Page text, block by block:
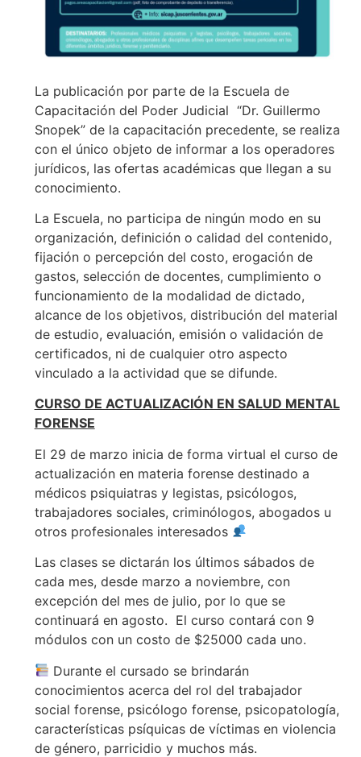
La publicación por parte de la Escuela de
Capacitación del Poder Judicial “Dr. Guillermo
Snopek” de la capacitación precedente, se realiza
con el único objeto de informar a los operadores
jurídicos, las ofertas académicas que llegan a su
conocimiento.
La Escuela, no participa de ningún modo en su
organización, definición o calidad del contenido,
fijación o percepción del costo, erogación de
gastos, selección de docentes, cumplimiento o
funcionamiento de la modalidad de dictado,
alcance de los objetivos, distribución del material
de estudio, evaluación, emisión o validación de
certificados, ni de cualquier otro aspecto
vinculado a la actividad que se difunde.
CURSO DE ACTUALIZACIÓN EN SALUD MENTAL
FORENSE
El 29 de marzo inicia de forma virtual el curso de
actualización en materia forense destinado a
médicos psiquiatras y legistas, psicólogos,
trabajadores sociales, criminólogos, abogados u
otros profesionales interesados
Las clases se dictarán los últimos sábados de
cada mes, desde marzo a noviembre, con
excepción del mes de julio, por lo que se
continuará en agosto. El curso contará con 9
módulos con un costo de $25000 cada uno.
Durante el cursado se brindarán
conocimientos acerca del rol del trabajador
social forense, psicólogo forense, psicopatología,
características psíquicas de víctimas en violencia
de género, parricidio y muchos más.